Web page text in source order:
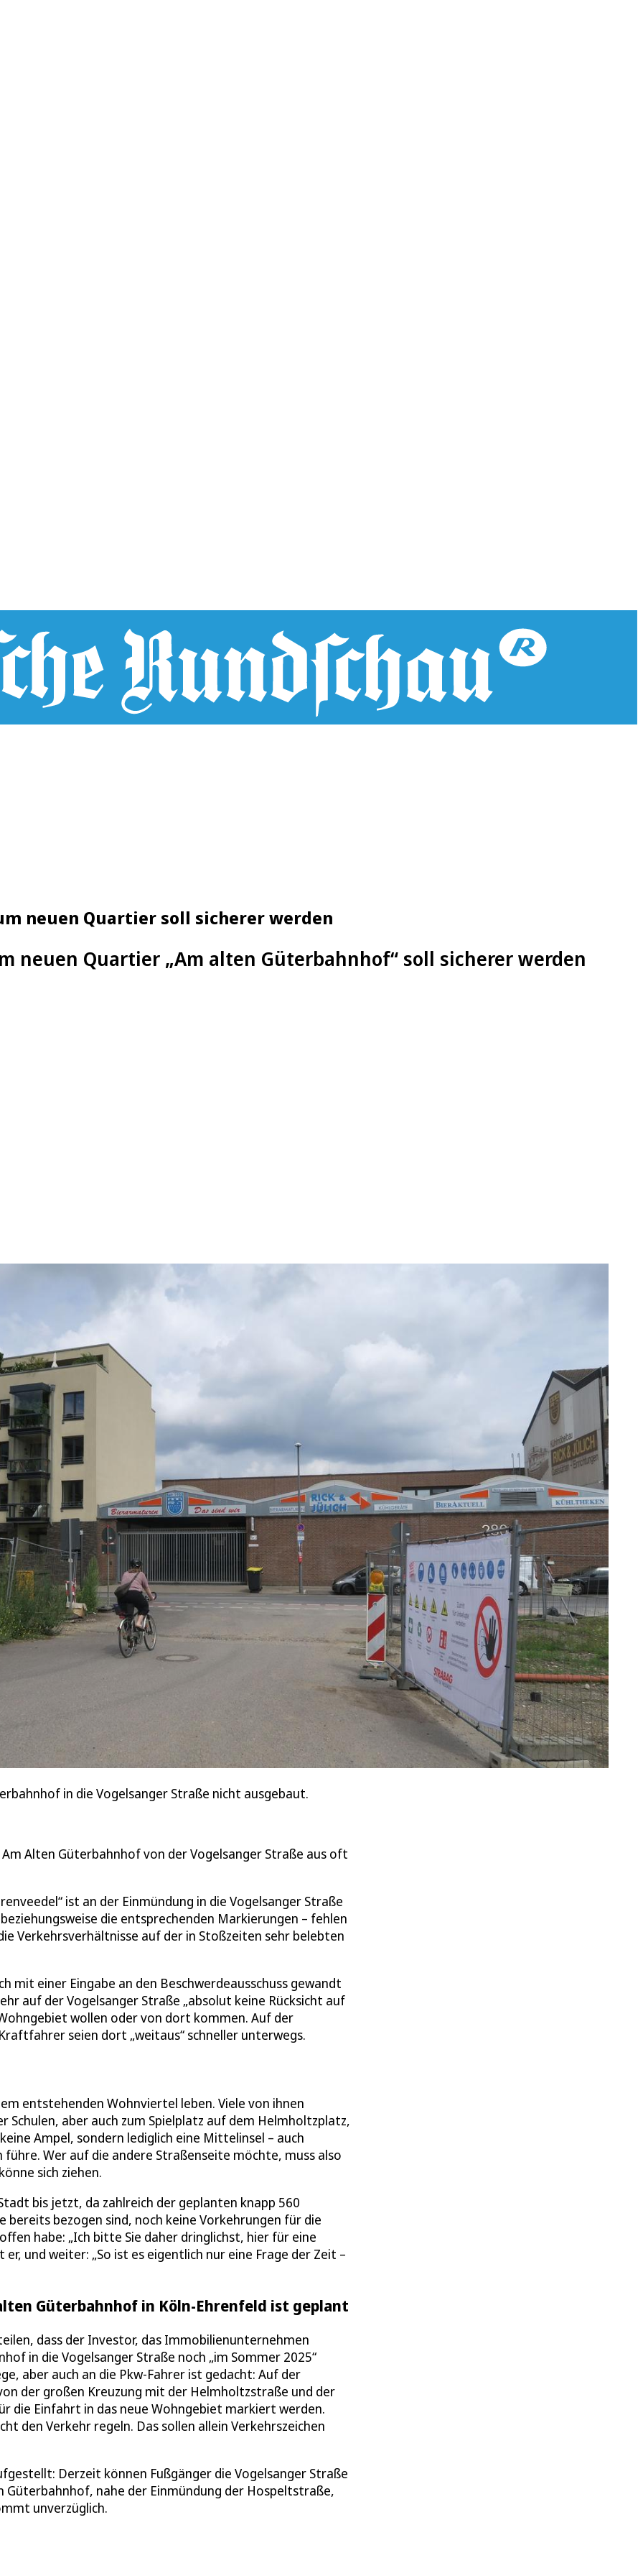
neuen Quartier soll sicherer werden
neuen Quartier „Am alten Güterbahnhof“ soll sicherer werden
in die Vogelsanger Straße nicht ausgebaut.
Alten Güterbahnhof von der Vogelsanger Straße aus oft
ist an der Einmündung in die Vogelsanger Straße
die entsprechenden Markierungen – fehlen
Verkehrsverhältnisse auf der in Stoßzeiten sehr belebten
mit einer Eingabe an den Beschwerdeausschuss gewandt
auf der Vogelsanger Straße „absolut keine Rücksicht auf
wollen oder von dort kommen. Auf der
seien dort „weitaus“ schneller unterwegs.
entstehenden Wohnviertel leben. Viele von ihnen
Schulen, aber auch zum Spielplatz auf dem Helmholtzplatz,
Ampel, sondern lediglich eine Mittelinsel – auch
Wer auf die andere Straßenseite möchte, muss also
sich ziehen.
bis jetzt, da zahlreich der geplanten knapp 560
bezogen sind, noch keine Vorkehrungen für die
habe: „Ich bitte Sie daher dringlichst, hier für eine
und weiter: „So ist es eigentlich nur eine Frage der Zeit –
Güterbahnhof in Köln-Ehrenfeld ist geplant
dass der Investor, das Immobilienunternehmen
in die Vogelsanger Straße noch „im Sommer 2025“
aber auch an die Pkw-Fahrer ist gedacht: Auf der
der großen Kreuzung mit der Helmholtzstraße und der
die Einfahrt in das neue Wohngebiet markiert werden.
den Verkehr regeln. Das sollen allein Verkehrszeichen
Derzeit können Fußgänger die Vogelsanger Straße
nahe der Einmündung der Hospeltstraße,
unverzüglich.